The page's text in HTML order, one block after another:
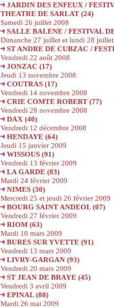
JARDIN DES ENFEUX /
THEATRE DE SARLAT (24)
Samedi 26 juillet 2008
SALLE BALENE / FESTIVAL
Dimanche 27 juillet et lundi 28
ST ANDRE DE CUBZAC /
Vendredi 22 août 2008
JONZAC (17)
Jeudi 13 novembre 2008
COUTRAS (17)
Vendredi 14 novembre 2008
CRIE COMTE ROBERT (77)
Vendredi 28 novembre 2008
DAX (40)
Vendredi 12 décembre 2008
HENDAYE (64)
Jeudi 15 janvier 2009
WISSOUS (91)
Vendredi 13 février 2009
LA GARDE (83)
Mardi 24 février 2009
NIMES (30)
Mercredi 25 et jeudi 26 février 2009
BOURG SAINT ANDEOL (07)
Vendredi 27 février 2009
RIOM (63)
Mardi 10 mars 2009
BURES SUR YVETTE (91)
Vendredi 13 mars 2009
LIVRY-GARGAN (93)
Vendredi 20 mars 2009
ST JEAN DE BRAYE (45)
Vendredi 3 avril 2009
EPINAL (88)
Mardi 26 mai 2009